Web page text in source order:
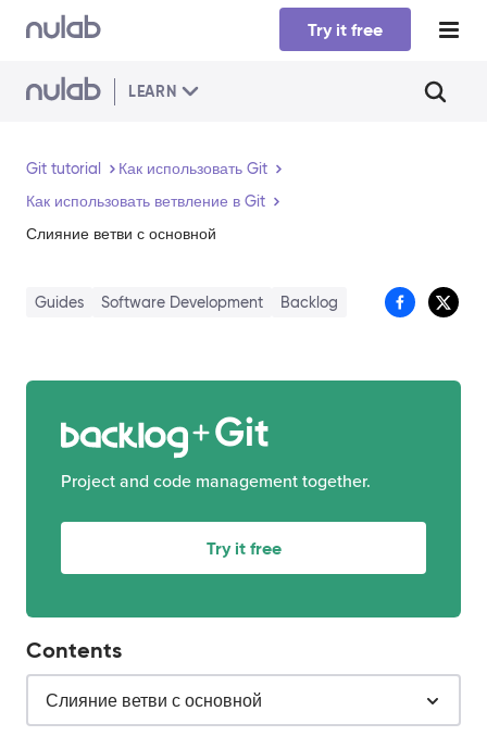
Skip to main content
Try it free
LEARN
Git tutorial
Как использовать Git
Как использовать ветвление в Git
Слияние ветви с основной
Guides Software Development Backlog
Git
Project and code management together.
Try it free
Contents
Слияние ветви с основной